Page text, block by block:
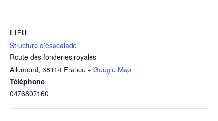
LIEU
Structure d’esacalade
Route des fonderies royales
Allemond, 38114 France + Google Map
Téléphone
0476807160